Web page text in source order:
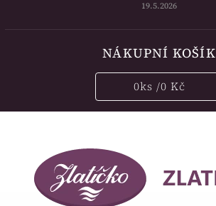
19.5.2026
NÁKUPNÍ KOŠÍK
0ks /0 Kč